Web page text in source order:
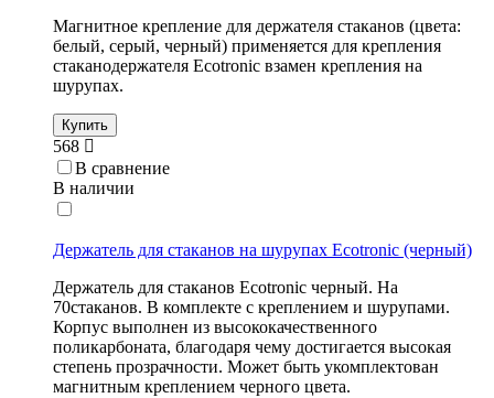
Магнитное крепление для держателя стаканов (цвета:
белый, серый, черный) применяется для крепления
стаканодержателя Ecotronic взамен крепления на
шурупах.
Купить
568
В сравнение
В наличии
Держатель для стаканов на шурупах Ecotronic (черный)
Держатель для стаканов Ecotronic черный. На
70стаканов. В комплекте с креплением и шурупами.
Корпус выполнен из высококачественного
поликарбоната, благодаря чему достигается высокая
степень прозрачности. Может быть укомплектован
магнитным креплением черного цвета.